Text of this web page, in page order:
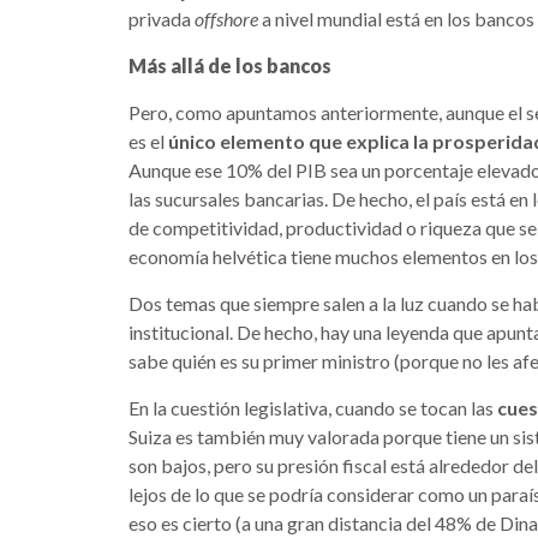
privadaoffshorea nivel mundial está en los
Más allá de los bancos
Pero, como apuntamos anteriormente, aunque el
es el único elemento que explica la
Aunque ese 10% del PIB sea un porcentaje
las sucursales bancarias. De hecho, el país está
de competitividad, productividad o riqueza que
economía helvética tiene muchos elementos en
Dos temas que siempre salen a la luz cuando se
institucional. De hecho, hay una leyenda que
sabe quién es su primer ministro (porque no les
En la cuestión legislativa, cuando se tocan las
Suiza es también muy valorada porque tiene un
son bajos, pero su presión fiscal está alrededor
lejos de lo que se podría considerar como un
eso es cierto (a una gran distancia del 48% de